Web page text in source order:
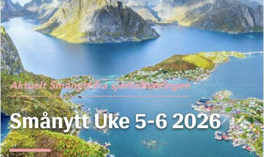
Aktuelt Smånytt fra sjømatnæringen
Smånytt Uke 5-6 2026